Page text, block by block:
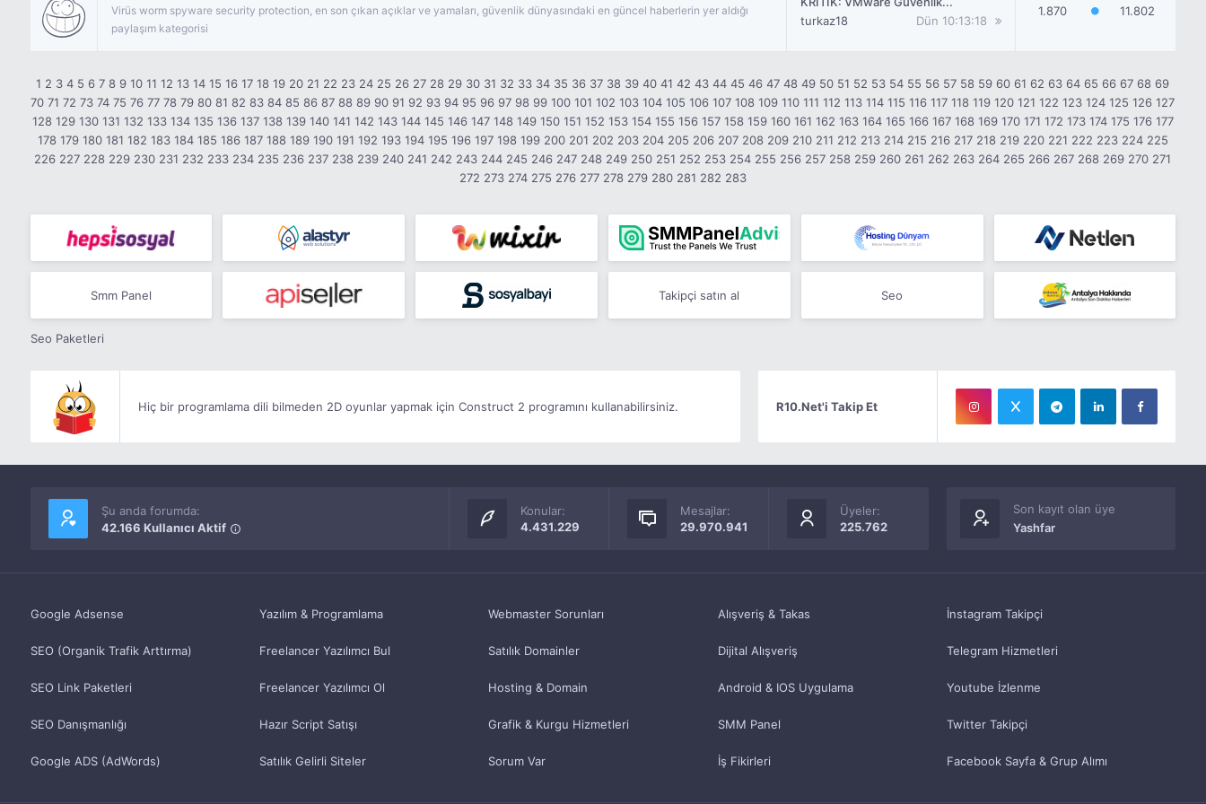
Virüs worm spyware security protection, en son çıkan açıklar ve yamaları, güvenlik dünyasındaki en güncel haberlerin yer aldığı
paylaşım kategorisi
turkaz18
Dün 10:13:18
1.870 11.802
1 2 3 4 5 6 7 8 9 10 11 12 13 14 15 16 17 18 19 20 21 22 23 24 25 26 27 28 29 30 31 32 33 34 35 36 37 38 39 40 41 42 43 44 45 46 47 48 49 50 51 52 53 54 55 56 57 58 59 60 61 62 63 64 65 66 67 68 69
70 71 72 73 74 75 76 77 78 79 80 81 82 83 84 85 86 87 88 89 90 91 92 93 94 95 96 97 98 99 100 101 102 103 104 105 106 107 108 109 110 111 112 113 114 115 116 117 118 119 120 121 122 123 124 125 126 127
128 129 130 131 132 133 134 135 136 137 138 139 140 141 142 143 144 145 146 147 148 149 150 151 152 153 154 155 156 157 158 159 160 161 162 163 164 165 166 167 168 169 170 171 172 173 174 175 176 177
178 179 180 181 182 183 184 185 186 187 188 189 190 191 192 193 194 195 196 197 198 199 200 201 202 203 204 205 206 207 208 209 210 211 212 213 214 215 216 217 218 219 220 221 222 223 224 225
226 227 228 229 230 231 232 233 234 235 236 237 238 239 240 241 242 243 244 245 246 247 248 249 250 251 252 253 254 255 256 257 258 259 260 261 262 263 264 265 266 267 268 269 270 271
272 273 274 275 276 277 278 279 280 281 282 283
Smm Panel Takipçi satın al Seo
Seo Paketleri
Hiç bir programlama dili bilmeden 2D oyunlar yapmak için Construct 2 programını kullanabilirsiniz. R10.Net'i Takip Et
Şu anda forumda:
42.166 Kullanıcı Aktif
Konular:
4.431.229
Mesajlar:
29.970.941
Üyeler:
225.762
Son kayıt olan üye
Yashfar
Google Adsense
SEO (Organik Trafik Arttırma)
SEO Link Paketleri
SEO Danışmanlığı
Google ADS (AdWords)
Yazılım & Programlama
Freelancer Yazılımcı Bul
Freelancer Yazılımcı Ol
Hazır Script Satışı
Satılık Gelirli Siteler
Webmaster Sorunları
Satılık Domainler
Hosting & Domain
Grafik & Kurgu Hizmetleri
Sorum Var
Alışveriş & Takas
Dijital Alışveriş
Android & IOS Uygulama
SMM Panel
İş Fikirleri
İnstagram Takipçi
Telegram Hizmetleri
Youtube İzlenme
Twitter Takipçi
Facebook Sayfa & Grup Alımı